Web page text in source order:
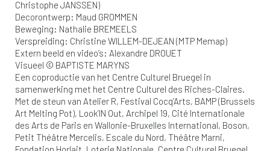
Christophe JANSSEN)
Decorontwerp: Maud GROMMEN
Beweging: Nathalie BREMEELS
Verspreiding: Christine WILLEM-DEJEAN (MTP Memap)
Extern beeld en video’s: Alexandre DROUET
Visueel © BAPTISTE MARYNS
Een coproductie van het Centre Culturel Bruegel in
samenwerking met het Centre Culturel des Riches-Claires.
Met de steun van Atelier R, Festival Cocq’Arts, BAMP (Brussels
Art Melting Pot), Look’IN Out, Archipel 19, Cité Internationale
des Arts de Paris en Wallonie-Bruxelles International, Boson,
Petit Théâtre Mercelis, Escale du Nord, Théâtre Marni,